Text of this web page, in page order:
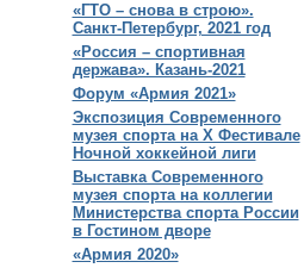
«ГТО – снова в строю».
Санкт-Петербург, 2021 год
«Россия – спортивная
держава». Казань-2021
Форум «Армия 2021»
Экспозиция Современного
музея спорта на X Фестивале
Ночной хоккейной лиги
Выставка Современного
музея спорта на коллегии
Министерства спорта России
в Гостином дворе
«Армия 2020»